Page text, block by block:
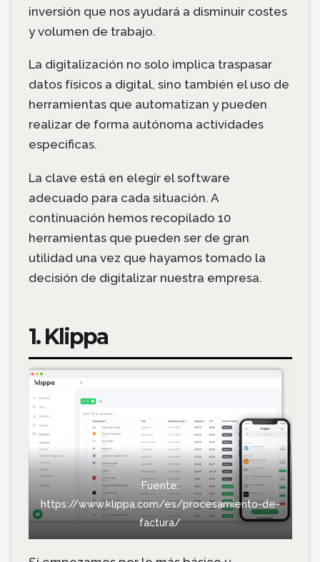
inversión que nos ayudará a disminuir costes
y volumen de trabajo.
La digitalización no solo implica traspasar
datos físicos a digital, sino también el uso de
herramientas que automatizan y pueden
realizar de forma autónoma actividades
específicas.
La clave está en elegir el software
adecuado para cada situación. A
continuación hemos recopilado 10
herramientas que pueden ser de gran
utilidad una vez que hayamos tomado la
decisión de digitalizar nuestra empresa.
1. Klippa
Fuente:
https://www.klippa.com/es/procesamiento-de-
factura/